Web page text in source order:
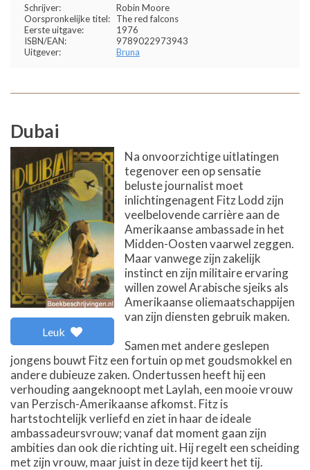
Schrijver:
Robin Moore
Oorspronkelijke titel:
The red falcons
Eerste uitgave:
1976
ISBN/EAN:
9789022973943
Uitgever:
Bruna
Dubai
Leuk
Na onvoorzichtige uitlatingen
tegenover een op sensatie
beluste journalist moet
inlichtingenagent Fitz Lodd zijn
veelbelovende carrière aan de
Amerikaanse ambassade in het
Midden-Oosten vaarwel zeggen.
Maar vanwege zijn zakelijk
instinct en zijn militaire ervaring
willen zowel Arabische sjeiks als
Amerikaanse oliemaatschappijen
van zijn diensten gebruik maken.
Samen met andere geslepen
jongens bouwt Fitz een fortuin op met goudsmokkel en
andere dubieuze zaken. Ondertussen heeft hij een
verhouding aangeknoopt met Laylah, een mooie vrouw
van Perzisch-Amerikaanse afkomst. Fitz is
hartstochtelijk verliefd en ziet in haar de ideale
ambassadeursvrouw; vanaf dat moment gaan zijn
ambities dan ook die richting uit. Hij regelt een scheiding
met zijn vrouw, maar juist in deze tijd keert het tij.